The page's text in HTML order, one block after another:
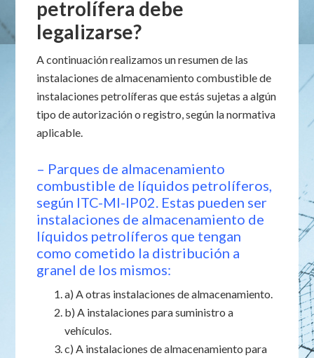
petrolífera debe
legalizarse?
A continuación realizamos un resumen de las
instalaciones de almacenamiento combustible de
instalaciones petrolíferas que estás sujetas a algún
tipo de autorización o registro, según la normativa
aplicable.
– Parques de almacenamiento
combustible de líquidos petrolíferos,
según ITC-MI-IP02. Estas pueden ser
instalaciones de almacenamiento de
líquidos petrolíferos que tengan
como cometido la distribución a
granel de los mismos:
a) A otras instalaciones de almacenamiento.
b) A instalaciones para suministro a
vehículos.
c) A instalaciones de almacenamiento para